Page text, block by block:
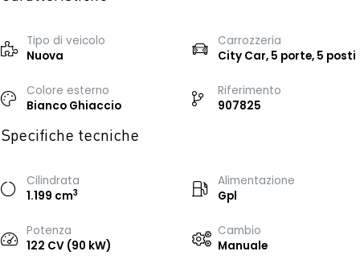
Tipo di veicolo
Nuova
Carrozzeria
City Car, 5 porte, 5 posti
Colore esterno
Bianco Ghiaccio
Riferimento
907825
Specifiche tecniche
Cilindrata
1.199 cm3
Alimentazione
Gpl
Potenza
122 CV (90 kW)
Cambio
Manuale